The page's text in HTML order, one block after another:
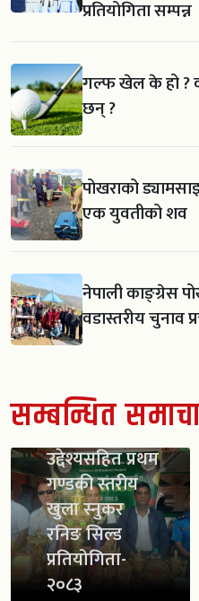
प्रतियोगिता सम्पन्न
गल्फ खेल के हो ?
छन् ?
पोखराको
एक युवतीको शव
नेपाली काङ्ग्रेस
वडास्तरीय चुनाव
सम्बन्धित
व्यावसायिक
बनाउने
उद्देश्यसहित प्रथम
गण्डकी स्तरीय
खुला स्नुकर
रनिङ सिल्ड
प्रतियोगिता-
२०८३